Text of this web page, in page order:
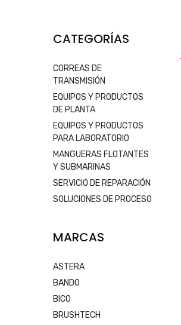
CATEGORÍAS
CORREAS DE
TRANSMISIÓN
EQUIPOS Y PRODUCTOS
DE PLANTA
EQUIPOS Y PRODUCTOS
PARA LABORATORIO
MANGUERAS FLOTANTES
Y SUBMARINAS
SERVICIO DE REPARACIÓN
SOLUCIONES DE PROCESO
MARCAS
ASTERA
BANDO
BICO
BRUSHTECH